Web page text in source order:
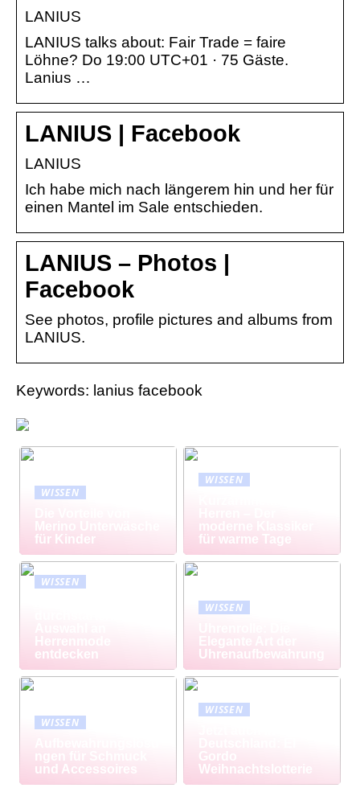
LANIUS
LANIUS talks about: Fair Trade = faire
Löhne? Do 19:00 UTC+01 · 75 Gäste.
Lanius …
LANIUS | Facebook
LANIUS
Ich habe mich nach längerem hin und her für
einen Mantel im Sale entschieden.
LANIUS – Photos |
Facebook
See photos, profile pictures and albums from
LANIUS.
Keywords: lanius facebook
WISSEN
Merino Unterwäsche
für Kinder
WISSEN
moderne Klassiker
für warme Tage
WISSEN
Herrenmode
entdecken
WISSEN
Elegante Art der
Uhrenaufbewahrung
WISSEN
ngen für Schmuck
und Accessoires
WISSEN
Gordo
Weihnachtslotterie